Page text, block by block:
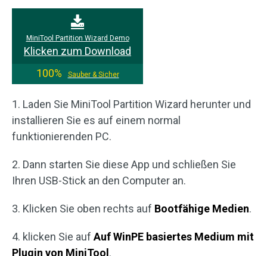
MiniTool Partition Wizard Demo
Klicken zum Download
100%
Sauber & Sicher
1. Laden Sie MiniTool Partition Wizard herunter und
installieren Sie es auf einem normal
funktionierenden PC.
2. Dann starten Sie diese App und schließen Sie
Ihren USB-Stick an den Computer an.
3. Klicken Sie oben rechts auf Bootfähige Medien.
4. klicken Sie auf Auf WinPE basiertes Medium mit
Plugin von MiniTool .